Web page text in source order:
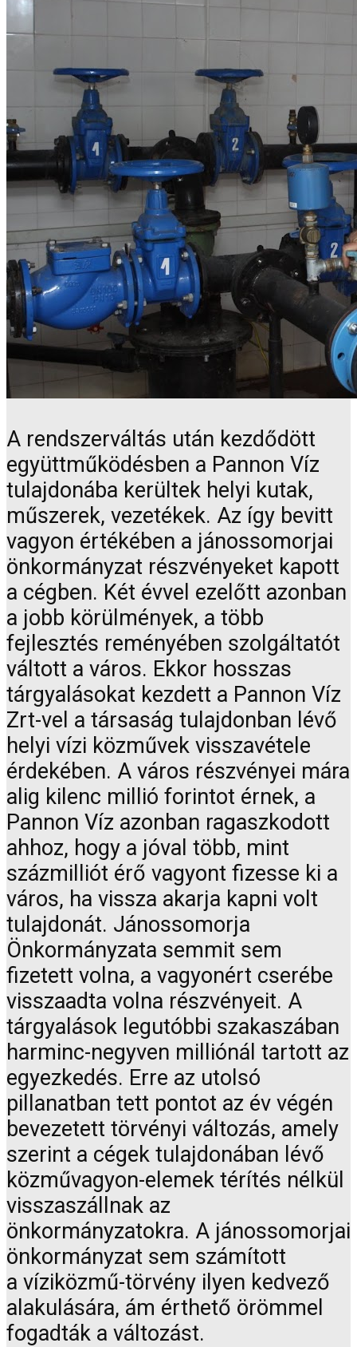
A rendszerváltás után kezdődött
együttműködésben a Pannon Víz
tulajdonába kerültek helyi kutak,
műszerek, vezetékek. Az így bevitt
vagyon értékében a jánossomorjai
önkormányzat részvényeket kapott
a cégben. Két évvel ezelőtt azonban
a jobb körülmények, a több
fejlesztés reményében szolgáltatót
váltott a város. Ekkor hosszas
tárgyalásokat kezdett a Pannon Víz
Zrt-vel a társaság tulajdonban lévő
helyi vízi közművek visszavétele
érdekében. A város részvényei mára
alig kilenc millió forintot érnek, a
Pannon Víz azonban ragaszkodott
ahhoz, hogy a jóval több, mint
százmilliót érő vagyont fizesse ki a
város, ha vissza akarja kapni volt
tulajdonát. Jánossomorja
Önkormányzata semmit sem
fizetett volna, a vagyonért cserébe
visszaadta volna részvényeit. A
tárgyalások legutóbbi szakaszában
harminc-negyven milliónál tartott az
egyezkedés. Erre az utolsó
pillanatban tett pontot az év végén
bevezetett törvényi változás, amely
szerint a cégek tulajdonában lévő
közművagyon-elemek térítés nélkül
visszaszállnak az
önkormányzatokra. A jánossomorjai
önkormányzat sem számított
a víziközmű-törvény ilyen kedvező
alakulására, ám érthető örömmel
fogadták a változást.